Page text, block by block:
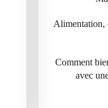
Alimentation,
Comment
avec